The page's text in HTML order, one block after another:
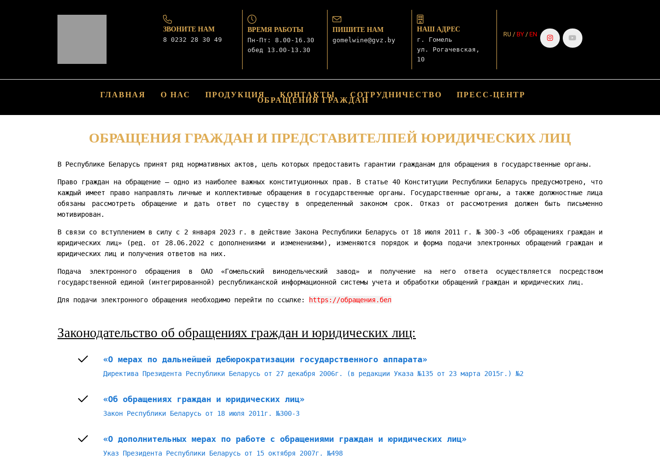
ЗВОНИТЕ НАМ
8 0232 28 30 49
ВРЕМЯ РАБОТЫ
Пн-Пт: 8.00-16.30
обед 13.00-13.30
ПИШИТЕ НАМ
gomelwine@gvz.by
НАШ АДРЕС
г. Гомель
ул. Рогачевская,
10
RU / BY/ EN
ГЛАВНАЯ О НАС ПРОДУКЦИЯ КОНТАКТЫ СОТРУДНИЧЕСТВО ПРЕСС-ЦЕНТР
ОБРАЩЕНИЯ ГРАЖДАН
ОБРАЩЕНИЯ ГРАЖДАН И ПРЕДСТАВИТЕЛПЕЙ ЮРИДИЧЕСКИХ ЛИЦ
В Республике Беларусь принят ряд нормативных актов, цель которых предоставить гарантии гражданам для обращения в государственные органы.
Право граждан на обращение – одно из наиболее важных конституционных прав. В статье 40 Конституции Республики Беларусь предусмотрено, что
каждый имеет право направлять личные и коллективные обращения в государственные органы. Государственные органы, а также должностные лица
обязаны рассмотреть обращение и дать ответ по существу в определенный законом срок. Отказ от рассмотрения должен быть письменно
мотивирован.
В связи со вступлением в силу с 2 января 2023 г. в действие Закона Республики Беларусь от 18 июля 2011 г. № 300-З «Об обращениях граждан и
юридических лиц» (ред. от 28.06.2022 с дополнениями и изменениями), изменяются порядок и форма подачи электронных обращений граждан и
юридических лиц и получения ответов на них.
Подача электронного обращения в ОАО «Гомельский винодельческий завод» и получение на него ответа осуществляется посредством
государственной единой (интегрированной) республиканской информационной системы учета и обработки обращений граждан и юридических лиц.
Для подачи электронного обращения необходимо перейти по ссылке: https://обращения.бел
Законодательство об обращениях граждан и юридических лиц:
«О мерах по дальнейшей дебюрократизации государственного аппарата»
Директива Президента Республики Беларусь от 27 декабря 2006г. (в редакции Указа №135 от 23 марта 2015г.) №2
«Об обращениях граждан и юридических лиц»
Закон Республики Беларусь от 18 июля 2011г. №300-3
«О дополнительных мерах по работе с обращениями граждан и юридических лиц»
Указ Президента Республики Беларусь от 15 октября 2007г. №498